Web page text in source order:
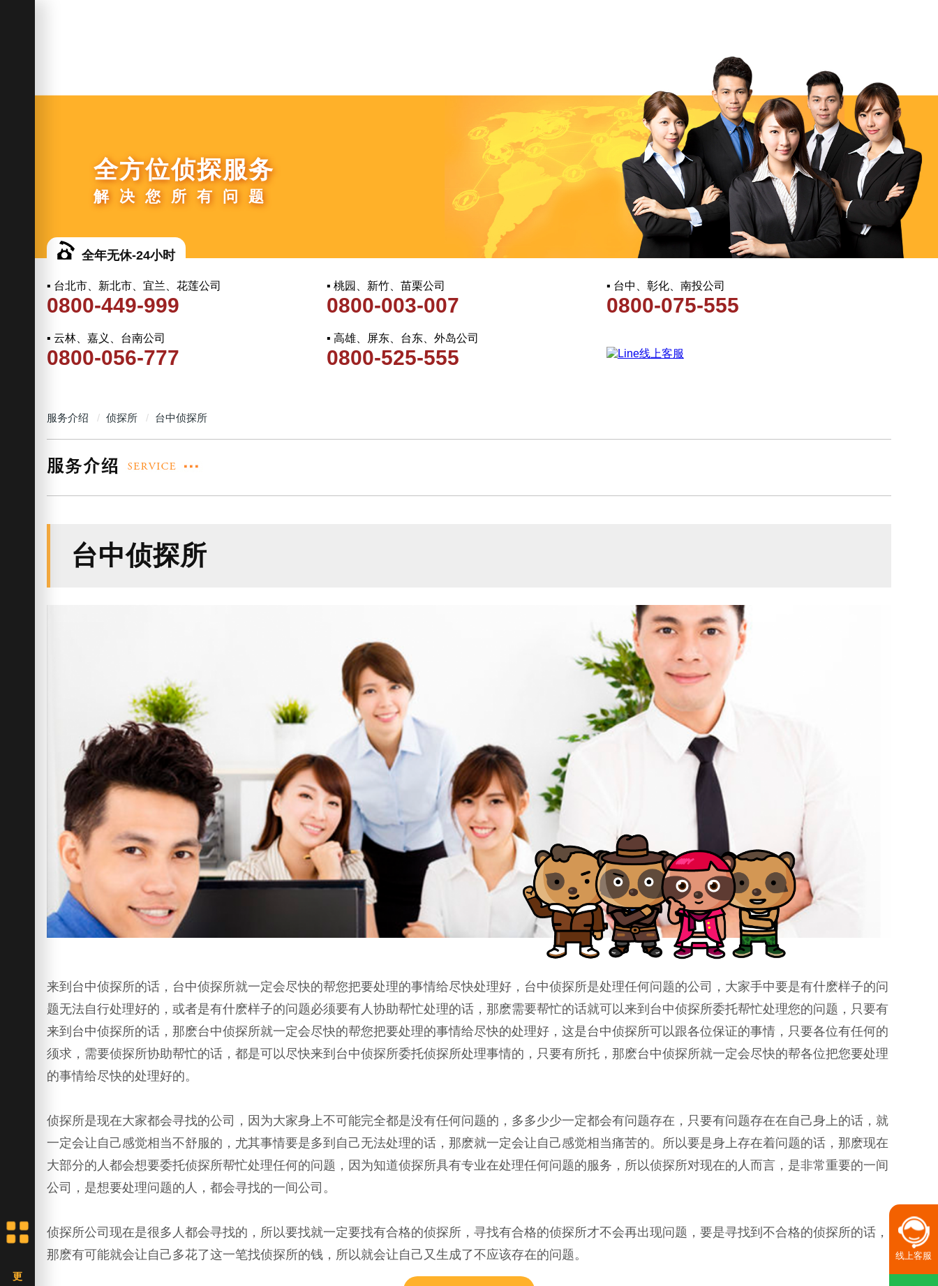
全方位侦探服务
解决您所有问题
全年无休-24小时
▪ 台北市、新北市、宜兰、花莲公司
0800-449-999
▪ 桃园、新竹、苗栗公司
0800-003-007
▪ 台中、彰化、南投公司
0800-075-555
▪ 云林、嘉义、台南公司
0800-056-777
▪ 高雄、屏东、台东、外岛公司
0800-525-555
服务介绍 侦探所 台中侦探所
台中侦探所
来到台中侦探所的话，台中侦探所就一定会尽快的帮您把要处理的事情给尽快处理好，台中侦探所是处理任何问题的公司，大家手中要是有什麽样子的问
题无法自行处理好的，或者是有什麽样子的问题必须要有人协助帮忙处理的话，那麽需要帮忙的话就可以来到台中侦探所委托帮忙处理您的问题，只要有
来到台中侦探所的话，那麽台中侦探所就一定会尽快的帮您把要处理的事情给尽快的处理好，这是台中侦探所可以跟各位保证的事情，只要各位有任何的
须求，需要侦探所协助帮忙的话，都是可以尽快来到台中侦探所委托侦探所处理事情的，只要有所托，那麽台中侦探所就一定会尽快的帮各位把您要处理
的事情给尽快的处理好的。
侦探所是现在大家都会寻找的公司，因为大家身上不可能完全都是没有任何问题的，多多少少一定都会有问题存在，只要有问题存在在自己身上的话，就
一定会让自己感觉相当不舒服的，尤其事情要是多到自己无法处理的话，那麽就一定会让自己感觉相当痛苦的。所以要是身上存在着问题的话，那麽现在
大部分的人都会想要委托侦探所帮忙处理任何的问题，因为知道侦探所具有专业在处理任何问题的服务，所以侦探所对现在的人而言，是非常重要的一间
公司，是想要处理问题的人，都会寻找的一间公司。
侦探所公司现在是很多人都会寻找的，所以要找就一定要找有合格的侦探所，寻找有合格的侦探所才不会再出现问题，要是寻找到不合格的侦探所的话，
那麽有可能就会让自己多花了这一笔找侦探所的钱，所以就会让自己又生成了不应该存在的问题。
线上客服